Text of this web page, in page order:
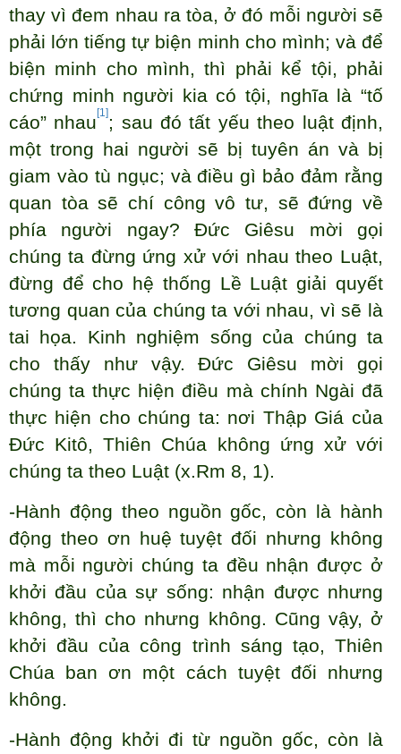
thay vì đem nhau ra tòa, ở đó mỗi người sẽ
phải lớn tiếng tự biện minh cho mình; và để
biện minh cho mình, thì phải kể tội, phải
chứng minh người kia có tội, nghĩa là “tố
cáo” nhau[1]; sau đó tất yếu theo luật định,
một trong hai người sẽ bị tuyên án và bị
giam vào tù ngục; và điều gì bảo đảm rằng
quan tòa sẽ chí công vô tư, sẽ đứng về
phía người ngay? Đức Giêsu mời gọi
chúng ta đừng ứng xử với nhau theo Luật,
đừng để cho hệ thống Lề Luật giải quyết
tương quan của chúng ta với nhau, vì sẽ là
tai họa. Kinh nghiệm sống của chúng ta
cho thấy như vậy. Đức Giêsu mời gọi
chúng ta thực hiện điều mà chính Ngài đã
thực hiện cho chúng ta: nơi Thập Giá của
Đức Kitô, Thiên Chúa không ứng xử với
chúng ta theo Luật (x.Rm 8, 1).
-Hành động theo nguồn gốc, còn là hành
động theo ơn huệ tuyệt đối nhưng không
mà mỗi người chúng ta đều nhận được ở
khởi đầu của sự sống: nhận được nhưng
không, thì cho nhưng không. Cũng vậy, ở
khởi đầu của công trình sáng tạo, Thiên
Chúa ban ơn một cách tuyệt đối nhưng
không.
-Hành động khởi đi từ nguồn gốc, còn là